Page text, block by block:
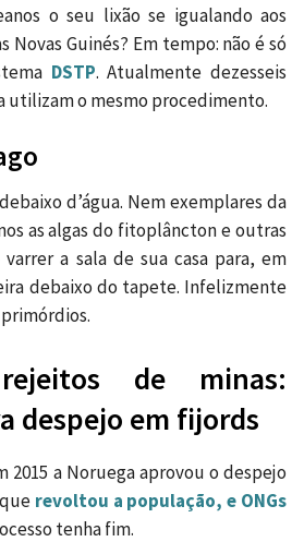
o seu lixão se igualando aos
Novas Guinés? Em tempo: não é só
DSTP. Atualmente dezesseis
utilizam o mesmo procedimento.
d’água. Nem exemplares da
as algas do fitoplâncton e outras
a sala de sua casa para, em
debaixo do tapete. Infelizmente
de minas:
despejo em fijords
2015 a Noruega aprovou o despejo
revoltou a população, e ONGs
tenha fim.